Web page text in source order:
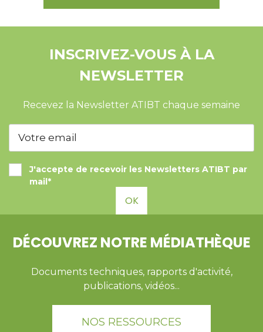
INSCRIVEZ-VOUS À LA
NEWSLETTER
Recevez la Newsletter ATIBT chaque semaine
J'accepte de recevoir les Newsletters ATIBT par
mail*
OK
DÉCOUVREZ NOTRE MÉDIATHÈQUE
Documents techniques, rapports d'activité,
publications, vidéos...
NOS RESSOURCES